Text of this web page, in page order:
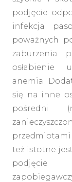
podjęcie
infekcja
poważnych
zaburzenia
osłabienie
anemia.
się na inne
pośredni
też istotne
podjęcie